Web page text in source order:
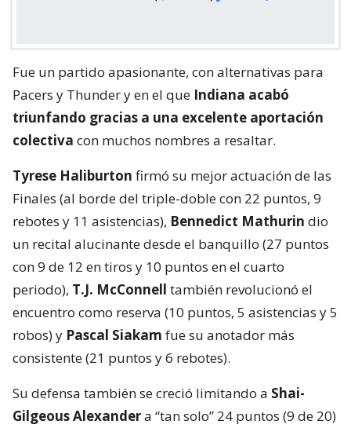
Fue un partido apasionante, con alternativas para
Pacers y Thunder y en el que Indiana acabó
triunfando gracias a una excelente aportación
colectiva con muchos nombres a resaltar.
Tyrese Haliburton firmó su mejor actuación de las
Finales (al borde del triple-doble con 22 puntos, 9
rebotes y 11 asistencias), Bennedict Mathurin dio
un recital alucinante desde el banquillo (27 puntos
con 9 de 12 en tiros y 10 puntos en el cuarto
periodo), T.J. McConnell también revolucionó el
encuentro como reserva (10 puntos, 5 asistencias y 5
robos) y Pascal Siakam fue su anotador más
consistente (21 puntos y 6 rebotes).
Su defensa también se creció limitando a Shai-
Gilgeous Alexandera “tan solo” 24 puntos (9 de 20)